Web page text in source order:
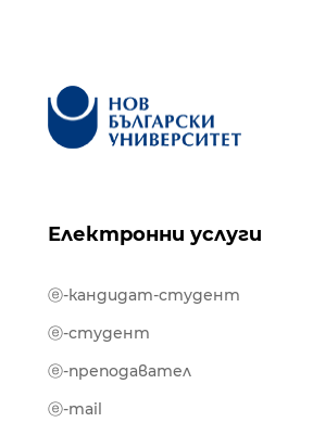
Електронни услуги
ⓔ-кандидат-студент
ⓔ-студент
ⓔ-преподавател
ⓔ-mail